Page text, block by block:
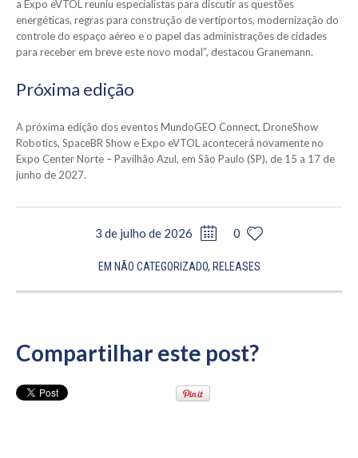
a Expo eVTOL reuniu especialistas para discutir as questões
energéticas, regras para construção de vertiportos, modernização do
controle do espaço aéreo e o papel das administrações de cidades
para receber em breve este novo modal”, destacou Granemann.
Próxima edição
A próxima edição dos eventos MundoGEO Connect, DroneShow
Robotics, SpaceBR Show e Expo eVTOL acontecerá novamente no
Expo Center Norte – Pavilhão Azul, em São Paulo (SP), de 15 a 17 de
junho de 2027.
3 de julho de 2026 0
EM NÃO CATEGORIZADO, RELEASES
Compartilhar este post?